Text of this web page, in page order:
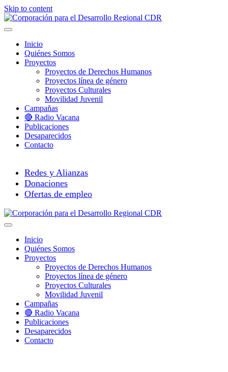
Skip to content
Menú
Inicio
Quiénes Somos
Proyectos
Proyectos de Derechos Humanos
Proyectos línea de género
Proyectos Culturales
Movilidad Juvenil
Campañas
🔴 Radio Vacana
Publicaciones
Desaparecidos
Contacto
Redes y Alianzas
Donaciones
Ofertas de empleo
Menú
Inicio
Quiénes Somos
Proyectos
Proyectos de Derechos Humanos
Proyectos línea de género
Proyectos Culturales
Movilidad Juvenil
Campañas
🔴 Radio Vacana
Publicaciones
Desaparecidos
Contacto